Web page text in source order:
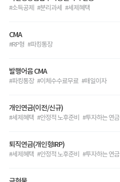
#소득공제 #분리과세 #세제혜택
CMA
#RP형 #파킹통장
발행어음 CMA
#파킹통장 #이체수수료무료 #매일이자
개인연금(이전/신규)
#세제혜택 #안정적 노후준비 #투자하는 연금
퇴직연금(개인형IRP)
#세제혜택 #안정적 노후준비 #투자하는 연금